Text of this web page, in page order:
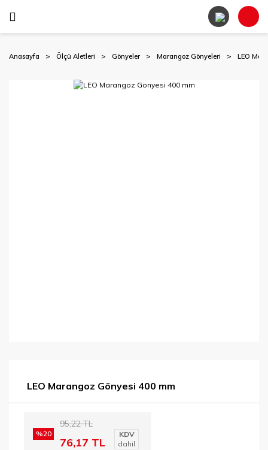
Anasayfa Ölçü Aletleri Gönyeler Marangoz Gönyeleri LEO
LEO Marangoz Gönyesi 400 mm
%20
95,22 TL
76,17 TL
KDV
dahil